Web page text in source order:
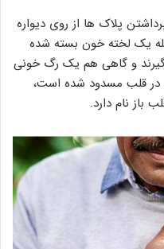
پلاک ها از روی دیواره
یک لخته خون بسته شده
و گاهی هم یک رگ خونی
در قلب مسدود شده است،
باز نام دارد.